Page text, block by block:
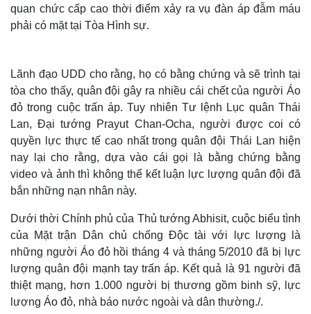
quan chức cấp cao thời điểm xảy ra vụ đàn áp đẫm máu
phải có mặt tại Tòa Hình sự.
Lãnh đạo UDD cho rằng, họ có bằng chứng và sẽ trình tại
tòa cho thấy, quân đội gây ra nhiều cái chết của người Áo
đỏ trong cuộc trấn áp. Tuy nhiên Tư lệnh Lục quân Thái
Lan, Đại tướng Prayut Chan-Ocha, người được coi có
quyền lực thực tế cao nhất trong quân đội Thái Lan hiện
nay lại cho rằng, dựa vào cái gọi là bằng chứng bằng
video và ảnh thì không thể kết luận lực lượng quân đội đã
bắn những nạn nhân này.
Dưới thời Chính phủ của Thủ tướng Abhisit, cuộc biểu tình
của Mặt trận Dân chủ chống Độc tài với lực lượng là
những người Áo đỏ hồi tháng 4 và tháng 5/2010 đã bị lực
lượng quân đội mạnh tay trấn áp. Kết quả là 91 người đã
thiệt mạng, hơn 1.000 người bị thương gồm binh sỹ, lực
lượng Áo đỏ, nhà báo nước ngoài và dân thường./.